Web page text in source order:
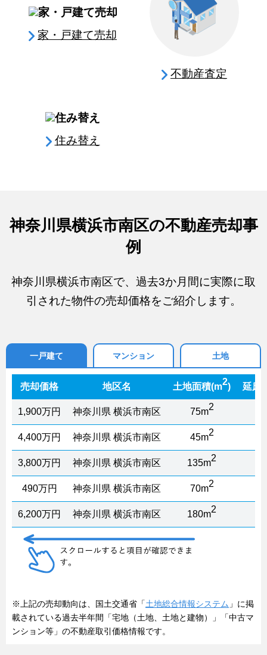
家・戸建て売却
不動産査定
住み替え
神奈川県横浜市南区の不動産売却事
例
神奈川県横浜市南区で、過去3か月間に実際に取
引された物件の売却価格をご紹介します。
一戸建て マンション 土地
売却価格 地区名 土地面積(m2) 延床
1,900万円 神奈川県 横浜市南区 75m2
4,400万円 神奈川県 横浜市南区 45m2
3,800万円 神奈川県 横浜市南区 135m2
490万円 神奈川県 横浜市南区 70m2
6,200万円 神奈川県 横浜市南区 180m2
※上記の売却動向は、国土交通省「土地総合情報システム 」に掲
載されている過去半年間「宅地（土地、土地と建物）」「中古マ
ンション等」の不動産取引価格情報です。